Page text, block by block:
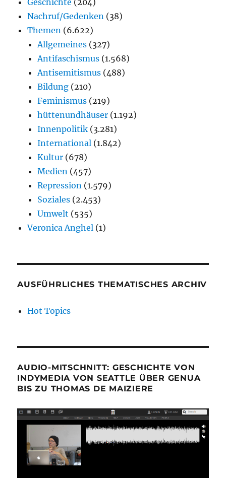
Nachruf/Gedenken (38)
Themen (6.622)
Allgemeines (327)
Antifaschismus (1.568)
Antisemitismus (488)
Bildung (210)
Feminismus (219)
hüttenundhäuser (1.192)
Innenpolitik (3.281)
International (1.842)
Kultur (678)
Medien (457)
Repression (1.579)
Soziales (2.453)
Umwelt (535)
Veronica Anghel (1)
AUSFÜHRLICHES THEMATISCHES ARCHIV
Hot Topics
AUDIO-MITSCHNITT: GESCHICHTE VON
INDYMEDIA VON SEATTLE ÜBER GENUA
BIS ZU THOMAS DE MAIZIERE